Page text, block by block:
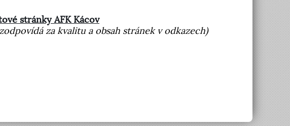
stránky AFK Kácov
za kvalitu a obsah stránek v odkazech)